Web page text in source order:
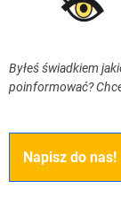
Byłeś świadkiem
poinformować?
Napisz do nas!